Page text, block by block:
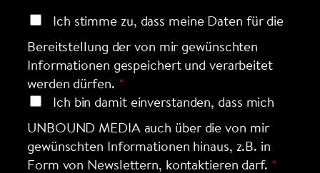
Ich stimme zu, dass meine Daten für die
Bereitstellung der von mir gewünschten
Informationen gespeichert und verarbeitet
werden dürfen.
Ich bin damit einverstanden, dass mich
UNBOUND MEDIA auch über die von mir
gewünschten Informationen hinaus, z.B. in
Form von Newslettern, kontaktieren darf.